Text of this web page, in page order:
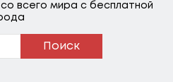
всего мира с бесплатной
Поиск